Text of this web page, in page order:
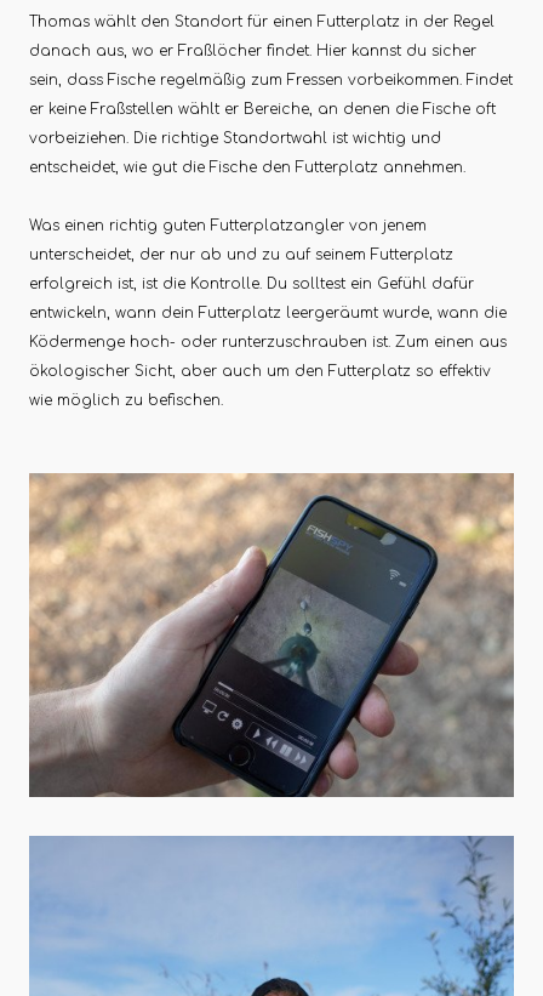
Thomas wählt den Standort für einen Futterplatz in der Regel
danach aus, wo er Fraßlöcher findet. Hier kannst du sicher
sein, dass Fische regelmäßig zum Fressen vorbeikommen. Findet
er keine Fraßstellen wählt er Bereiche, an denen die Fische oft
vorbeiziehen. Die richtige Standortwahl ist wichtig und
entscheidet, wie gut die Fische den Futterplatz annehmen.
Was einen richtig guten Futterplatzangler von jenem
unterscheidet, der nur ab und zu auf seinem Futterplatz
erfolgreich ist, ist die Kontrolle. Du solltest ein Gefühl dafür
entwickeln, wann dein Futterplatz leergeräumt wurde, wann die
Ködermenge hoch- oder runterzuschrauben ist. Zum einen aus
ökologischer Sicht, aber auch um den Futterplatz so effektiv
wie möglich zu befischen.